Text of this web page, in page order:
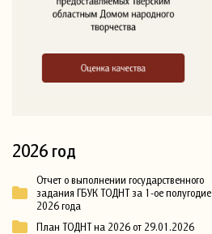
2026 год
Отчет о выполнении государственного
задания ГБУК ТОДНТ за 1-ое полугодие
2026 года
План ТОДНТ на 2026 от 29.01.2026